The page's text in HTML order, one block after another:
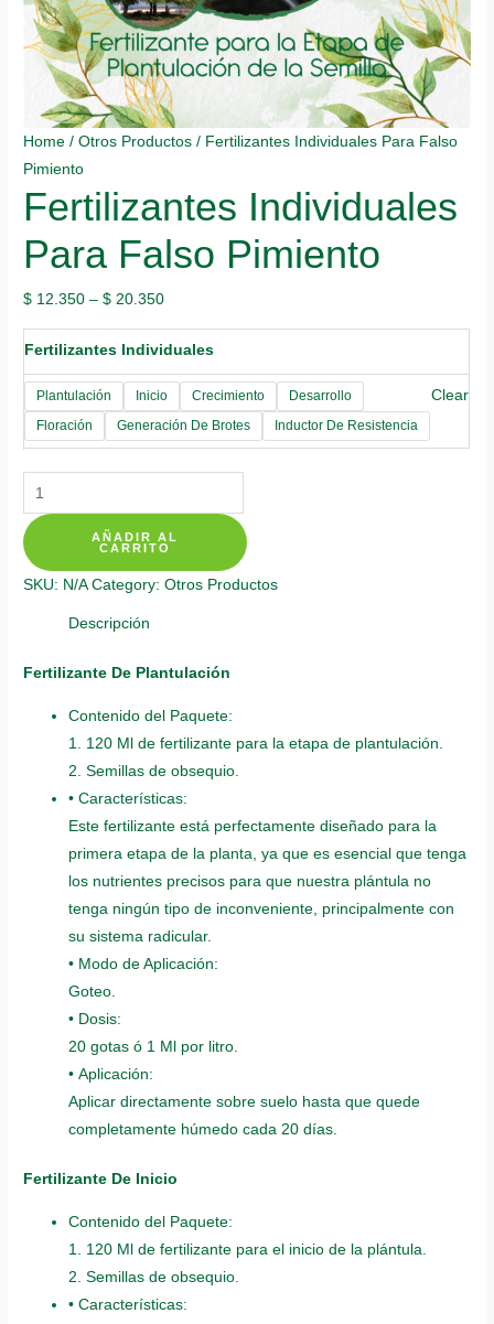
Home /Otros Productos / Fertilizantes Individuales Para Falso
Pimiento
Fertilizantes Individuales
Para Falso Pimiento
$ 12.350 –$ 20.350
Fertilizantes Individuales
Plantulación Inicio Crecimiento
Desarrollo
Floración
Generación De Brotes Inductor De Resistencia
Clear
Fertilizantes
Individuales
Para
Falso
Pimiento
quantity
AÑADIR AL
CARRITO
SKU: N/A Category:Otros Productos
Descripción
Fertilizante De Plantulación
Contenido del Paquete:
1. 120 Ml de fertilizante para la etapa de plantulación.
2. Semillas de obsequio.
• Características:
Este fertilizante está perfectamente diseñado para la
primera etapa de la planta, ya que es esencial que tenga
los nutrientes precisos para que nuestra plántula no
tenga ningún tipo de inconveniente, principalmente con
su sistema radicular.
• Modo de Aplicación:
Goteo.
• Dosis:
20 gotas ó 1 Ml por litro.
• Aplicación:
Aplicar directamente sobre suelo hasta que quede
completamente húmedo cada 20 días.
Fertilizante De Inicio
Contenido del Paquete:
1. 120 Ml de fertilizante para el inicio de la plántula.
2. Semillas de obsequio.
• Características: